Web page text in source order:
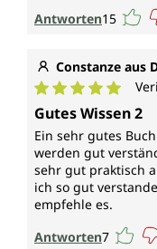
- Vorbeugen:
Immunsystems.
- Mehr als 200
Antworten15
Constanze aus
Durchschnittliche
Gutes Wissen 2
Ein sehr gutes
werden gut
sehr gut praktisch
ich so gut
empfehle es.
Antworten7